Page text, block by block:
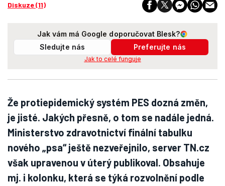
Diskuze (11)
Jak vám má Google doporučovat Blesk?
Sledujte nás
Preferujte nás
Jak to celé funguje
Že protiepidemický systém PES dozná změn,
je jisté. Jakých přesně, o tom se nadále jedná.
Ministerstvo zdravotnictví finální tabulku
nového „psa“ ještě nezveřejnilo, server TN.cz
však upravenou v úterý publikoval. Obsahuje
mj. i kolonku, která se týká rozvolnění podle